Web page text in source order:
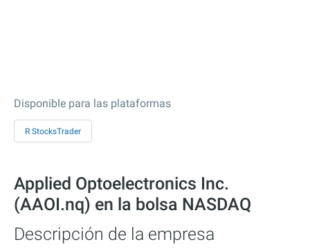
Disponible para las plataformas
R StocksTrader
Applied Optoelectronics Inc.
(AAOI.nq) en la bolsa NASDAQ
Descripción de la empresa